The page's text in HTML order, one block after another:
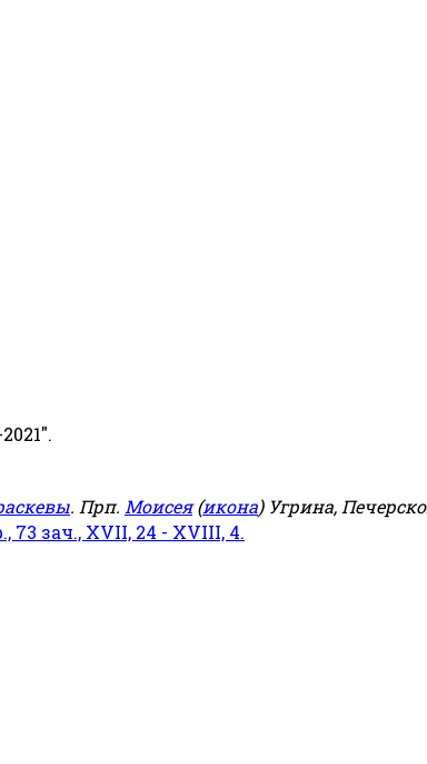
. Прп. Моисея(икона) Угрина,
73 зач., XVII, 24 - XVIII, 4.